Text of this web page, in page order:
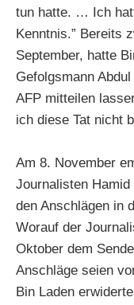
tun hatte. … Ich
Kenntnis.” Bereits
September, hatte
Gefolgsmann
AFP mitteilen
ich diese Tat nicht
Am 8. November
Journalisten
den Anschlägen in
Worauf der
Oktober dem
Anschläge seien
Bin Laden